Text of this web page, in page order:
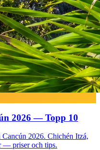
2026 — Topp 10
2026. Chichén Itzá,
— priser och tips.